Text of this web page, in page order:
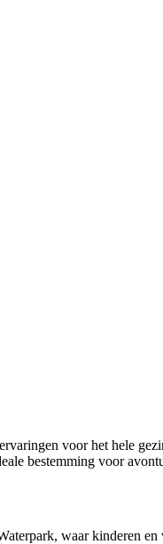
voor het hele
bestemming voor
waar kinderen